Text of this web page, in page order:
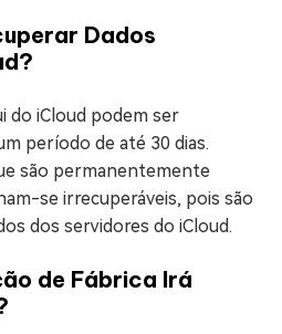
Dados
do iCloud podem ser
período de até 30 dias.
são permanentemente
se irrecuperáveis, pois são
dos servidores do iCloud.
de Fábrica Irá